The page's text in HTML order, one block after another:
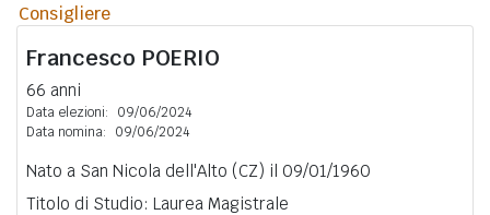
Consigliere
Francesco POERIO
66 anni
Data elezioni:
09/06/2024
Data nomina:
09/06/2024
Nato a San Nicola dell'Alto (CZ) il 09/01/1960
Titolo di Studio: Laurea Magistrale